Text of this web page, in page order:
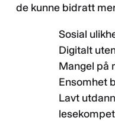
de kunne bidratt
Sosial
Digitalt
Mangel på
Ensomhet
Lavt